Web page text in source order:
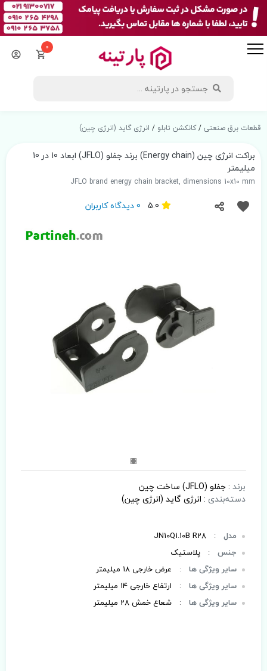
0
قطعات برق صنعتی/کانکشن تابلو / انرژی گاید (انرژی چین)
براکت انرژی چین (Energy chain) برند جفلو (JFLO) ابعاد 10 در 10
میلیمتر
JFLO brand energy chain bracket, dimensions 10x10 mm
0 دیدگاه کاربران
برند :جفلو (JFLO) ساخت چین
دسته‌بندی : انرژی گاید (انرژی چین)
مدل :
JN10Q1.10B R28
جنس :
پلاستیک
سایر ویژگی ها :
عرض خارجی 18 میلیمتر
سایر ویژگی ها :
ارتفاع خارجی 14 میلیمتر
سایر ویژگی ها : شعاع خمش 28 میلیمتر